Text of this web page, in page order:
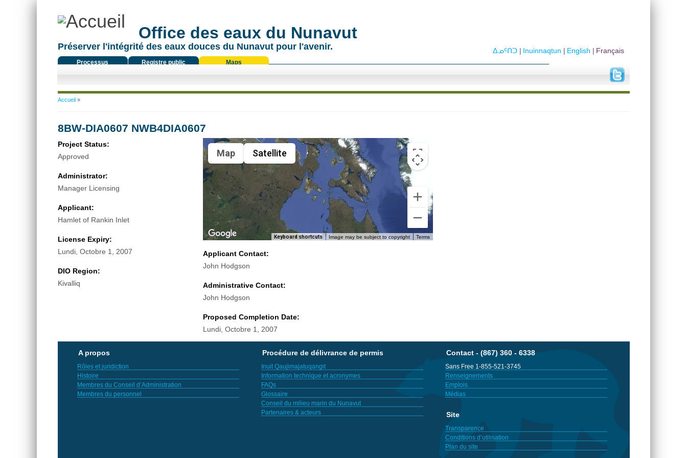
Office des eaux du Nunavut
Préserver l'intégrité des eaux douces du Nunavut pour l'avenir.
Processus
Registre public Maps
Français
English
Inuinnaqtun
ᐃᓄᑦᑎᑐ
Vous êtes ici
Accueil»
8BW-DIA0607 NWB4DIA0607
Project Status:
Approved
Administrator:
Manager Licensing
Applicant:
Hamlet of Rankin Inlet
License Expiry:
Lundi, Octobre 1, 2007
DIO Region:
Kivalliq
Map Satellite
Keyboard shortcuts Image may be subject to copyright Terms
Applicant Contact:
John Hodgson
Administrative Contact:
John Hodgson
Proposed Completion Date:
Lundi, Octobre 1, 2007
A propos
Rôles et juridiction
Histoire
Membres du Conseil d’Administration
Membres du personnel
Procédure de délivrance de permis
Inuit Qaujimajatuqangit
Information technique et acronymes
FAQs
Glossaire
Conseil du milieu marin du Nunavut
Partenaires & acteurs
Contact - (867) 360 - 6338
Sans Free 1-855-521-3745
Renseignements
Emplois
Médias
Site
Transparence
Conditions d’utilisation
Plan du site